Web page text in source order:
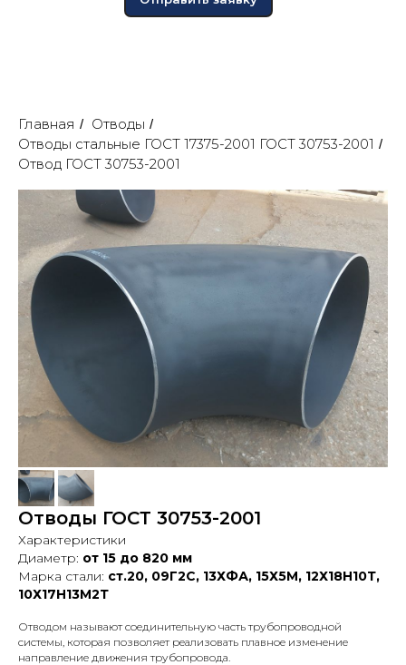
Главная / Отводы /
Отводы стальные ГОСТ 17375-2001 ГОСТ 30753-2001 /
Отвод ГОСТ 30753-2001
Отводы ГОСТ 30753-2001
Характеристики
Диаметр: от 15 до 820 мм
Марка стали: ст.20, 09Г2С, 13ХФА, 15Х5М, 12Х18Н10Т,
10Х17Н13М2Т
Отводом называют соединительную часть трубопроводной
системы, которая позволяет реализовать плавное изменение
направление движения трубопровода.